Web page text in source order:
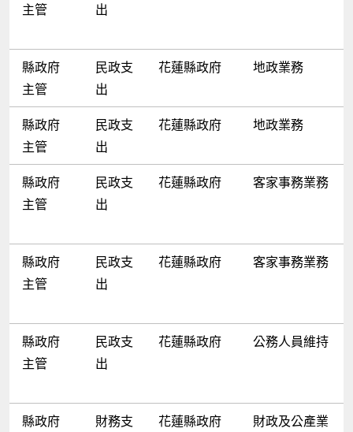
主管
出
縣政府
主管
民政支
出
花蓮縣政府 地政業務
縣政府
主管
民政支
出
花蓮縣政府 地政業務
縣政府
主管
民政支
出
花蓮縣政府 客家事務業務
縣政府
主管
民政支
出
花蓮縣政府 客家事務業務
縣政府
主管
民政支
出
花蓮縣政府 公務人員維持
縣政府 財務支 花蓮縣政府 財政及公產業